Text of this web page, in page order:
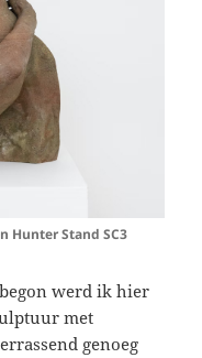
Hunter Stand SC3
werd ik hier
met
genoeg